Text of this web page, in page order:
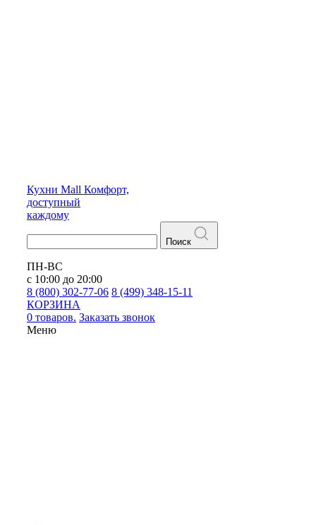
Кухни Mall Комфорт,
доступный
каждому
Поиск
ПН-ВС
с 10:00 до 20:00
8 (800) 302-77-06 8 (499) 348-15-11
КОРЗИНА
0 товаров. Заказать звонок
Меню